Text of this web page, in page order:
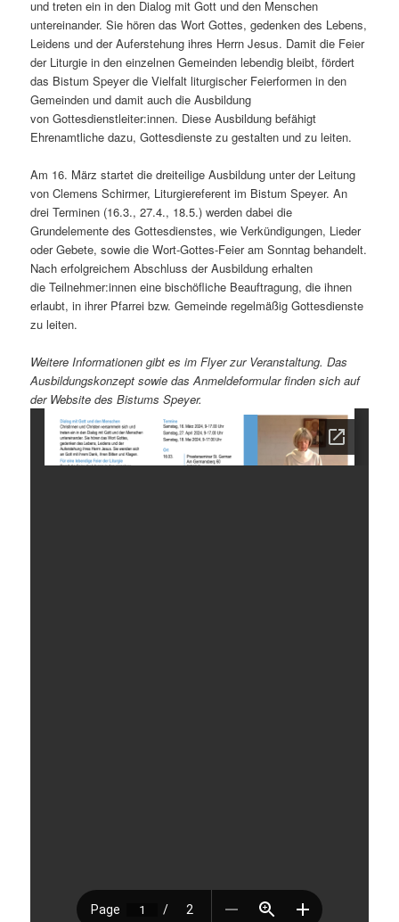
und treten ein in den Dialog mit Gott und den Menschen
untereinander. Sie hören das Wort Gottes, gedenken des Lebens,
Leidens und der Auferstehung ihres Herrn Jesus. Damit die Feier
der Liturgie in den einzelnen Gemeinden lebendig bleibt, fördert
das Bistum Speyer die Vielfalt liturgischer Feierformen in den
Gemeinden und damit auch die Ausbildung
von Gottesdienstleiter:innen. Diese Ausbildung befähigt
Ehrenamtliche dazu, Gottesdienste zu gestalten und zu leiten.
Am 16. März startet die dreiteilige Ausbildung unter der Leitung
von Clemens Schirmer, Liturgiereferent im Bistum Speyer. An
drei Terminen (16.3., 27.4., 18.5.) werden dabei die
Grundelemente des Gottesdienstes, wie Verkündigungen, Lieder
oder Gebete, sowie die Wort-Gottes-Feier am Sonntag behandelt.
Nach erfolgreichem Abschluss der Ausbildung erhalten
die Teilnehmer:innen eine bischöfliche Beauftragung, die ihnen
erlaubt, in ihrer Pfarrei bzw. Gemeinde regelmäßig Gottesdienste
zu leiten.
Weitere Informationen gibt es im Flyer zur Veranstaltung. Das
Ausbildungskonzept sowie das Anmeldeformular finden sich auf
der Website des Bistums Speyer.